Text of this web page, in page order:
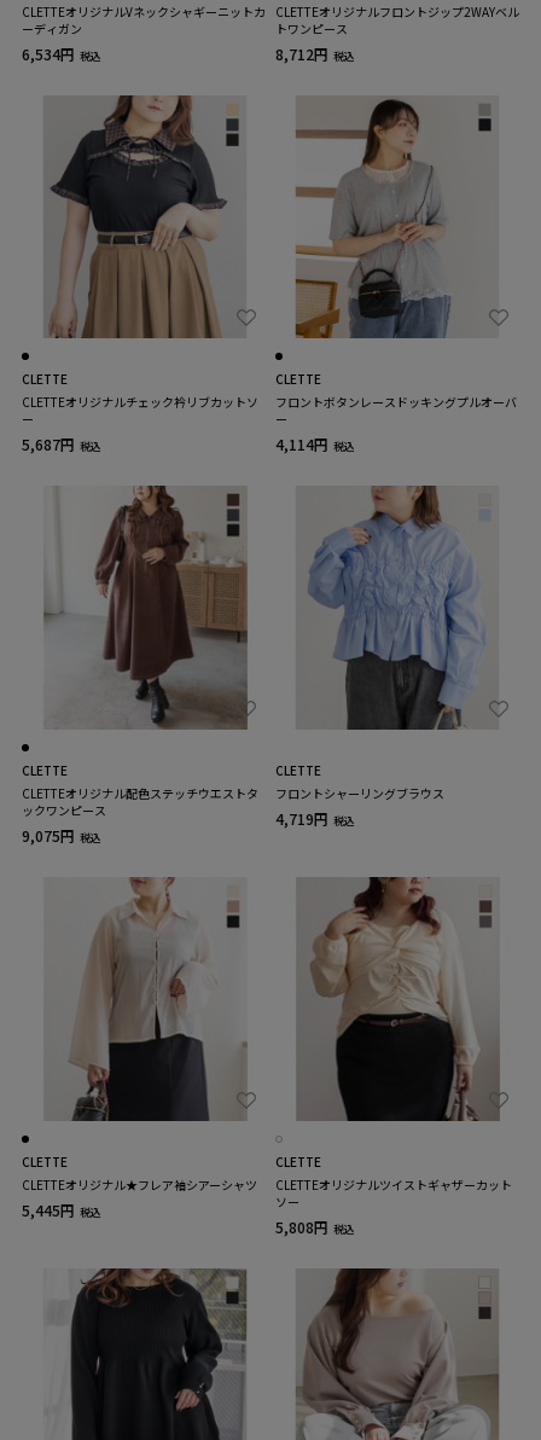
CLETTEオリジナルVネックシャギーニットカ
ーディガン
6,534円 税込
CLETTEオリジナルフロントジップ2WAYベル
トワンピース
8,712円 税込
CLETTE
CLETTEオリジナルチェック衿リブカットソ
ー
5,687円 税込
CLETTE
フロントボタンレースドッキングプルオーバ
ー
4,114円 税込
CLETTE
CLETTEオリジナル配色ステッチウエストタ
ックワンピース
9,075円 税込
CLETTE
フロントシャーリングブラウス
4,719円 税込
CLETTE
CLETTEオリジナル★フレア袖シアーシャツ
5,445円 税込
CLETTE
CLETTEオリジナルツイストギャザーカット
ソー
5,808円 税込